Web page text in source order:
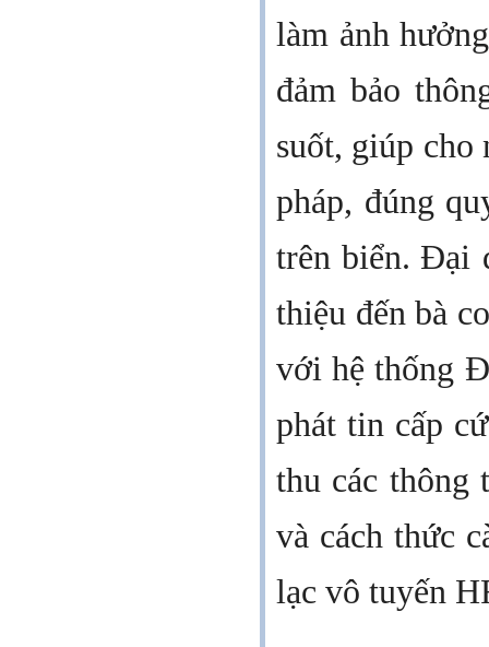
làm ảnh
đảm bảo
suốt, giúp cho
pháp, đúng
trên biển. Đại
thiệu đến bà
với hệ thống
phát tin cấp
thu các thông
và cách thức
lạc vô tuyến